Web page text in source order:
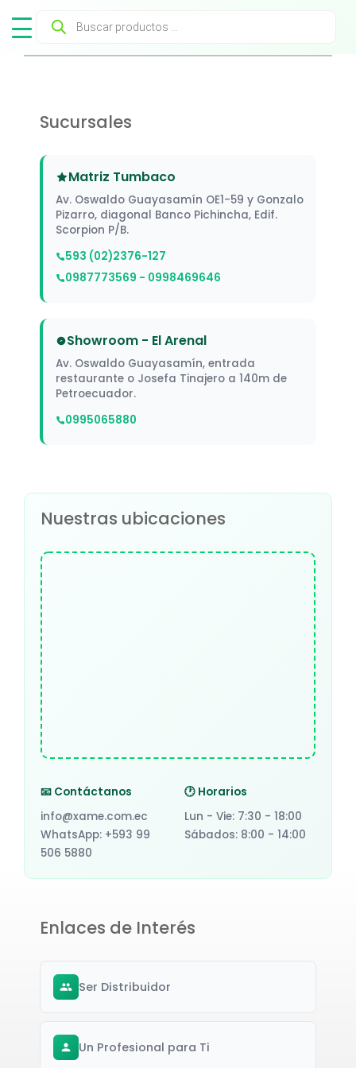
Búsqueda
productos
Sucursales
Matriz Tumbaco
Av. Oswaldo Guayasamín OE1-59 y Gonzalo
Pizarro, diagonal Banco Pichincha, Edif.
Scorpion P/B.
593 (02)2376-127
0987773569 - 0998469646
Showroom - El Arenal
Av. Oswaldo Guayasamín, entrada
restaurante o Josefa Tinajero a 140m de
Petroecuador.
0995065880
Nuestras ubicaciones
📧 Contáctanos
info@xame.com.ec
WhatsApp: +593 99
506 5880
🕐 Horarios
Lun - Vie: 7:30 - 18:00
Sábados: 8:00 - 14:00
Enlaces de Interés
Ser Distribuidor
Un Profesional para Ti